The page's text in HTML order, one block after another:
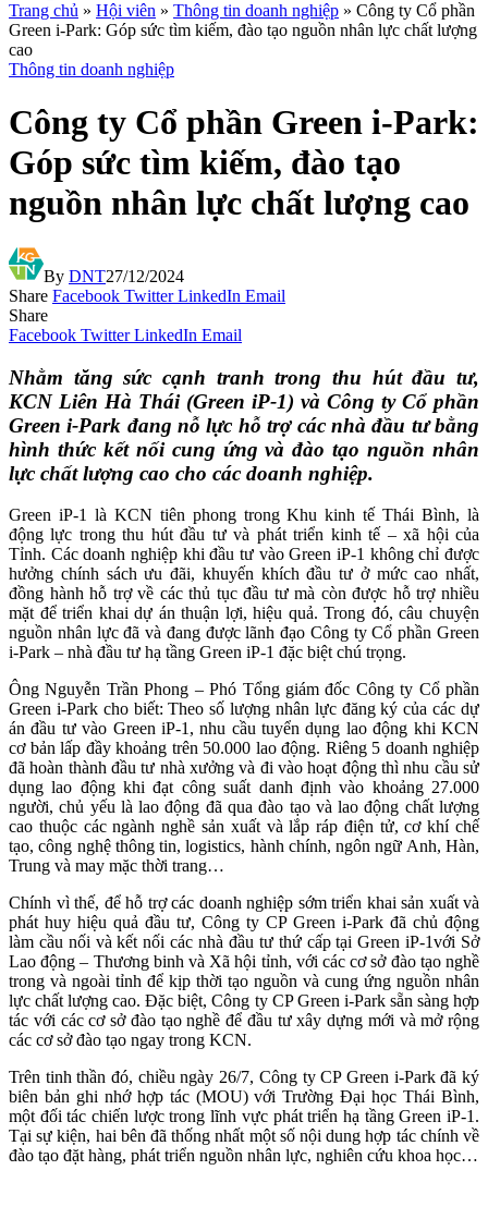
Trang chủ » Hội viên » Thông tin doanh nghiệp » Công ty Cổ phần
Green i-Park: Góp sức tìm kiếm, đào tạo nguồn nhân lực chất lượng
cao
Thông tin doanh nghiệp
Công ty Cổ phần Green i-Park:
Góp sức tìm kiếm, đào tạo
nguồn nhân lực chất lượng cao
By DNT27/12/2024
Share Facebook Twitter LinkedIn Email
Share
Facebook Twitter LinkedIn Email
Nhằm tăng sức cạnh tranh trong thu hút đầu tư,
KCN Liên Hà Thái (Green iP-1) và Công ty Cổ phần
Green i-Park đang nỗ lực hỗ trợ các nhà đầu tư bằng
hình thức kết nối cung ứng và đào tạo nguồn nhân
lực chất lượng cao cho các doanh nghiệp.
Green iP-1 là KCN tiên phong trong Khu kinh tế Thái Bình, là
động lực trong thu hút đầu tư và phát triển kinh tế – xã hội của
Tỉnh. Các doanh nghiệp khi đầu tư vào Green iP-1 không chỉ được
hưởng chính sách ưu đãi, khuyến khích đầu tư ở mức cao nhất,
đồng hành hỗ trợ về các thủ tục đầu tư mà còn được hỗ trợ nhiều
mặt để triển khai dự án thuận lợi, hiệu quả. Trong đó, câu chuyện
nguồn nhân lực đã và đang được lãnh đạo Công ty Cổ phần Green
i-Park – nhà đầu tư hạ tầng Green iP-1 đặc biệt chú trọng.
Ông Nguyễn Trần Phong – Phó Tổng giám đốc Công ty Cổ phần
Green i-Park cho biết: Theo số lượng nhân lực đăng ký của các dự
án đầu tư vào Green iP-1, nhu cầu tuyển dụng lao động khi KCN
cơ bản lấp đầy khoảng trên 50.000 lao động. Riêng 5 doanh nghiệp
đã hoàn thành đầu tư nhà xưởng và đi vào hoạt động thì nhu cầu sử
dụng lao động khi đạt công suất danh định vào khoảng 27.000
người, chủ yếu là lao động đã qua đào tạo và lao động chất lượng
cao thuộc các ngành nghề sản xuất và lắp ráp điện tử, cơ khí chế
tạo, công nghệ thông tin, logistics, hành chính, ngôn ngữ Anh, Hàn,
Trung và may mặc thời trang…
Chính vì thế, để hỗ trợ các doanh nghiệp sớm triển khai sản xuất và
phát huy hiệu quả đầu tư, Công ty CP Green i-Park đã chủ động
làm cầu nối và kết nối các nhà đầu tư thứ cấp tại Green iP-1với Sở
Lao động – Thương binh và Xã hội tỉnh, với các cơ sở đào tạo nghề
trong và ngoài tỉnh để kịp thời tạo nguồn và cung ứng nguồn nhân
lực chất lượng cao. Đặc biệt, Công ty CP Green i-Park sẵn sàng hợp
tác với các cơ sở đào tạo nghề để đầu tư xây dựng mới và mở rộng
các cơ sở đào tạo ngay trong KCN.
Trên tinh thần đó, chiều ngày 26/7, Công ty CP Green i-Park đã ký
biên bản ghi nhớ hợp tác (MOU) với Trường Đại học Thái Bình,
một đối tác chiến lược trong lĩnh vực phát triển hạ tầng Green iP-1.
Tại sự kiện, hai bên đã thống nhất một số nội dung hợp tác chính về
đào tạo đặt hàng, phát triển nguồn nhân lực, nghiên cứu khoa học…